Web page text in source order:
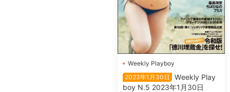
Wеekly Plаyboy
2023年1月30日
Wеekly Plаy
boy N.5 2023年1月30日